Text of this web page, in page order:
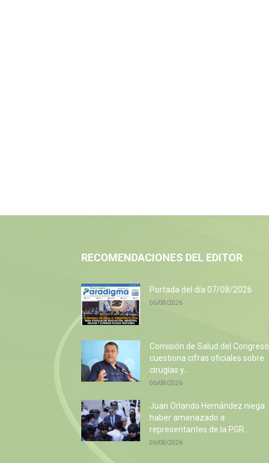
RECOMENDACIONES DEL EDITOR
Portada del día 07/08/2026
06/08/2026
Comisión de Salud del Congreso
cuestiona cifras oficiales sobre
cirugías y...
06/08/2026
Juan Orlando Hernández niega
haber amenazado a
representantes de la PGR...
06/08/2026